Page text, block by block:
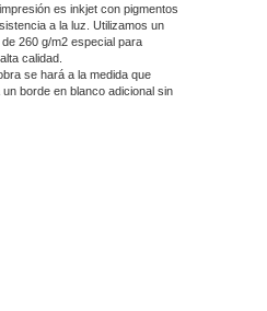
es inkjet con pigmentos
a la luz. Utilizamos un
260 g/m2 especial para
calidad.
se hará a la medida que
borde en blanco adicional sin